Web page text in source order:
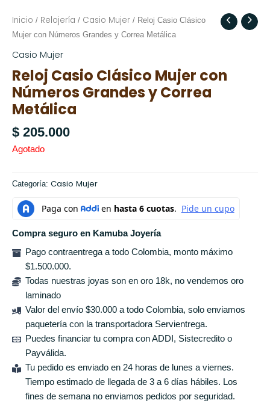
Inicio / Relojería / Casio Mujer / Reloj Casio Clásico
Mujer con Números Grandes y Correa Metálica
Casio Mujer
Reloj Casio Clásico Mujer con
Números Grandes y Correa
Metálica
$ 205.000
Agotado
Categoría: Casio Mujer
Compra seguro en Kamuba Joyería
Pago contraentrega a todo Colombia, monto máximo
$1.500.000.
Todas nuestras joyas son en oro 18k, no vendemos oro
laminado
Valor del envío $30.000 a todo Colombia, solo enviamos
paquetería con la transportadora Servientrega.
Puedes financiar tu compra con ADDI, Sistecredito o
Payválida.
Tu pedido es enviado en 24 horas de lunes a viernes.
Tiempo estimado de llegada de 3 a 6 días hábiles. Los
fines de semana no enviamos pedidos por seguridad.